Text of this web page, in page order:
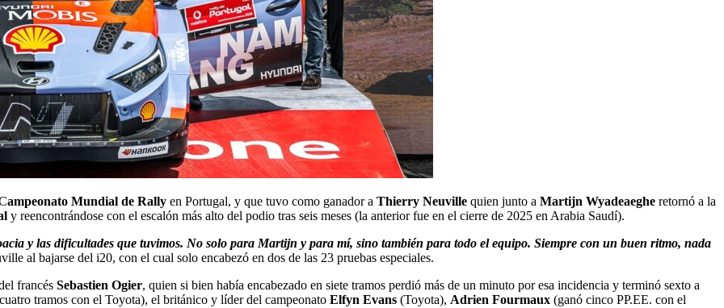
ampeonato Mundial de Rally en Portugal, y que tuvo como ganador a Thierry Neuville quien junto a Martijn Wyadeaeghe retornó a la
y reencontrándose con el escalón más alto del podio tras seis meses (la anterior fue en el cierre de 2025 en Arabia Saudí).
y las dificultades que tuvimos. No solo para Martijn y para mí, sino también para todo el equipo. Siempre con un buen ritmo, nada
al bajarse del i20, con el cual solo encabezó en dos de las 23 pruebas especiales.
francés Sebastien Ogier, quien si bien había encabezado en siete tramos perdió más de un minuto por esa incidencia y terminó sexto a
tramos con el Toyota), el británico y líder del campeonato Elfyn Evans (Toyota), Adrien Fourmaux (ganó cinco PP.EE. con el